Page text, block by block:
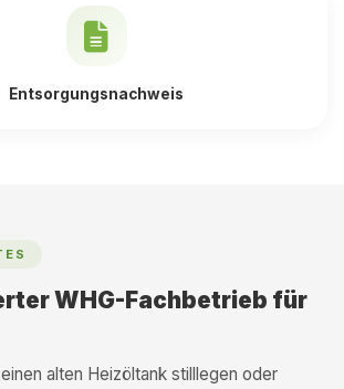
Entsorgungsnachweis
WHG-Fachbetrieb für
alten Heizöltank stilllegen oder